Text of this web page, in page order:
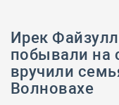
Ирек
побывали на
вручили
Волновахе